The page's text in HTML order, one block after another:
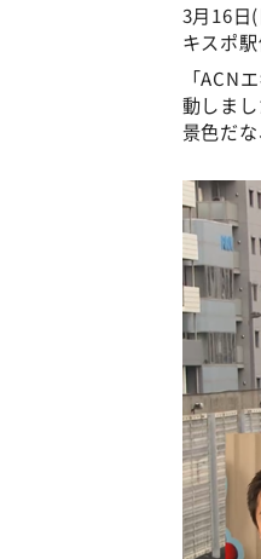
3月16日
キスポ
「ACN
動しま
景色だ